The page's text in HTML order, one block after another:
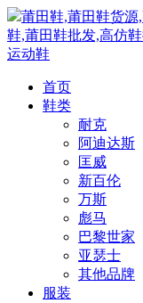
莆田鞋,莆田鞋货
鞋,莆田鞋批发,高仿
运动鞋
首页
鞋类
耐克
阿迪达斯
匡威
新百伦
万斯
彪马
巴黎世家
亚瑟士
其他品牌
服装